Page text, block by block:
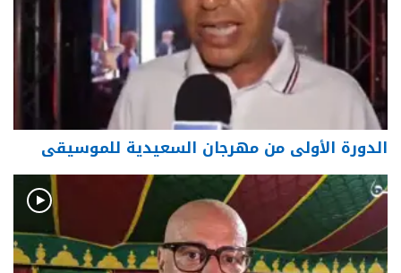
الدورة الأولى من مهرجان السعيدية للموسيقى